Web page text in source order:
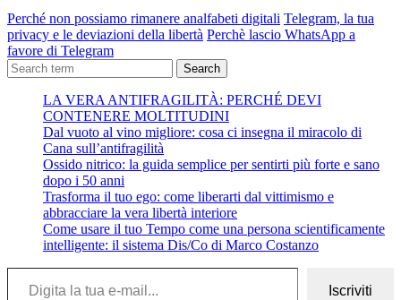
Perché non possiamo rimanere analfabeti digitali Telegram, la tua
privacy e le deviazioni della libertà Perchè lascio WhatsApp a
favore di Telegram
Search
LA VERA ANTIFRAGILITÀ: PERCHÉ DEVI
CONTENERE MOLTITUDINI
Dal vuoto al vino migliore: cosa ci insegna il miracolo di
Cana sull’antifragilità
Ossido nitrico: la guida semplice per sentirti più forte e sano
dopo i 50 anni
Trasforma il tuo ego: come liberarti dal vittimismo e
abbracciare la vera libertà interiore
Come usare il tuo Tempo come una persona scientificamente
intelligente: il sistema Dis/Co di Marco Costanzo
Digita la tua e-mail...
Iscriviti